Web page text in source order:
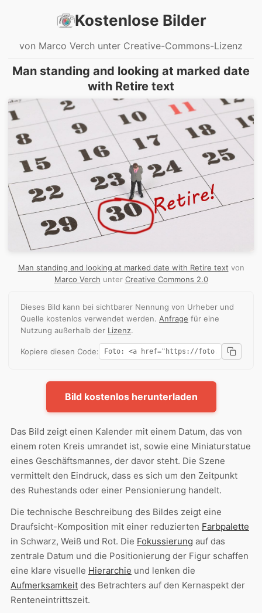
Kostenlose Bilder
von Marco Verch unter Creative-Commons-Lizenz
Man standing and looking at marked date
with Retire text
Man standing and looking at marked date with Retire text von
Marco Verch unter Creative Commons 2.0
Dieses Bild kann bei sichtbarer Nennung von Urheber und
Quelle kostenlos verwendet werden. Anfrage für eine
Nutzung außerhalb der Lizenz.
Kopiere diesen Code:
Bild kostenlos herunterladen
Das Bild zeigt einen Kalender mit einem Datum, das von
einem roten Kreis umrandet ist, sowie eine Miniaturstatue
eines Geschäftsmannes, der davor steht. Die Szene
vermittelt den Eindruck, dass es sich um den Zeitpunkt
des Ruhestands oder einer Pensionierung handelt.
Die technische Beschreibung des Bildes zeigt eine
Draufsicht-Komposition mit einer reduzierten Farbpalette
in Schwarz, Weiß und Rot. Die Fokussierung auf das
zentrale Datum und die Positionierung der Figur schaffen
eine klare visuelle Hierarchie und lenken die
Aufmerksamkeit des Betrachters auf den Kernaspekt der
Renteneintrittszeit.